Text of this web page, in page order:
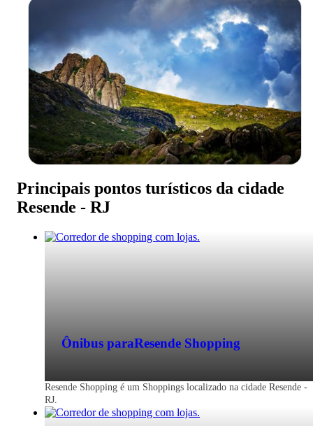
Passagem de ônibus para Resende - RJ
A Princesinha do Vale é a cidade de
Resende – RJ, considerada um dos
Principais pontos turísticos da cidade
Resende - RJ
Ônibus paraResende Shopping
Resende Shopping é um Shoppings localizado na cidade Resende -
RJ.